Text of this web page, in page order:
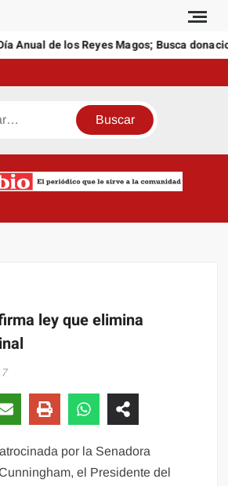
Anual de los Reyes Magos; Busca
ley que elimina
por la Senadora
el Presidente del